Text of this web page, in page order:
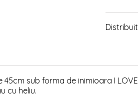
sub forma de inimioara I
cu heliu.